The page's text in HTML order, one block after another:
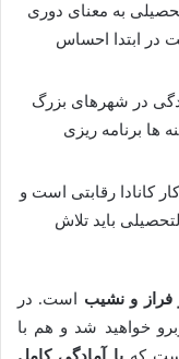
به معنای دوری
در ابتدا احساس
در شهرهای بزرگ
ها برنامه ریزی
کار کانادا رقابتی است و
باید تلاش
فراز و نشیب است. در
خواهید شد و هم با